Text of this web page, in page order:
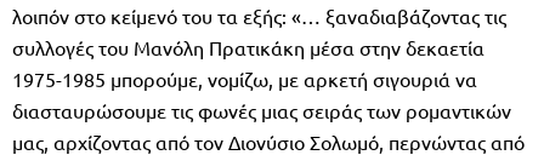
λοιπόν στο κείμενό του τα εξής: «… ξαναδιαβάζοντας τις
συλλογές του Μανόλη Πρατικάκη μέσα στην δεκαετία
1975-1985 μπορούμε, νομίζω, με αρκετή σιγουριά να
διασταυρώσουμε τις φωνές μιας σειράς των ρομαντικών
μας, αρχίζοντας από τον Διονύσιο Σολωμό, περνώντας από